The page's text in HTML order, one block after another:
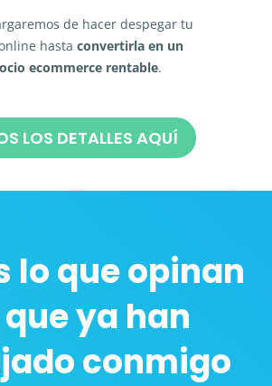
de hacer despegar tu
hasta convertirla en un
ecommerce rentable.
LOS DETALLES AQUÍ
lo que opinan
ya han
conmigo